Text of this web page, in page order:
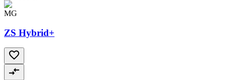
MG
ZS Hybrid+